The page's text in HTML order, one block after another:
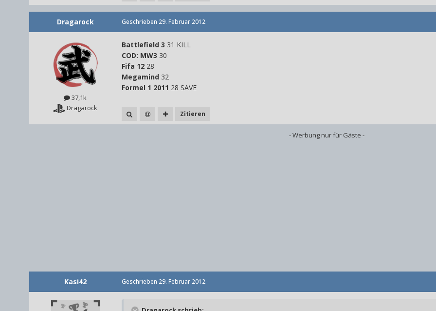
Dragarock
37,1k
Dragarock
Geschrieben 29. Februar 2012
Battlefield 3 31 KILL
COD: MW3 30
Fifa 1228
Megamind 32
Formel 1 2011 28 SAVE
Zitieren
- Werbung nur für Gäste -
Kasi42 Geschrieben 29. Februar 2012